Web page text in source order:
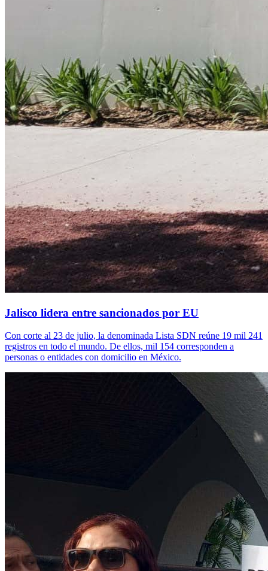
Jalisco lidera entre sancionados por EU
Con corte al 23 de julio, la denominada Lista SDN reúne 19 mil 241
registros en todo el mundo. De ellos, mil 154 corresponden a
personas o entidades con domicilio en México.